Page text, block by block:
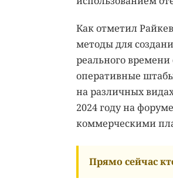
Как отметил
методы для
реального
оперативные
на различных
2024 году на
коммерческими
Прямо сейчас